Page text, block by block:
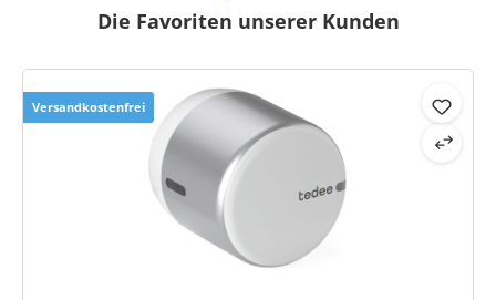
Die Favoriten unserer Kunden
Versandkostenfrei